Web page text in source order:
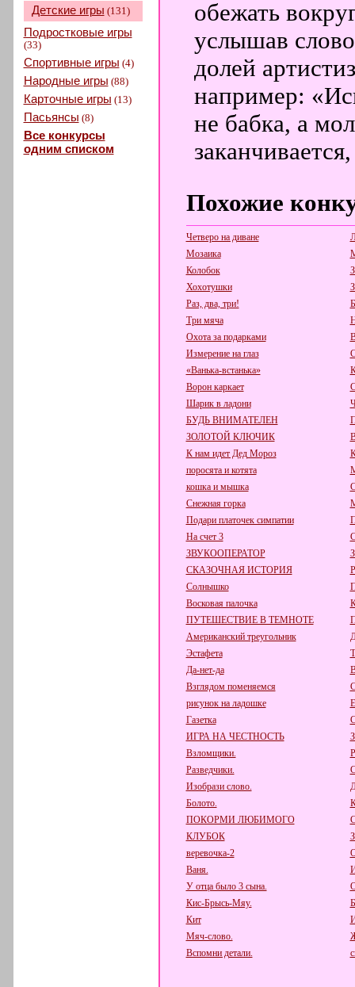
Детские игры (131)
Подростковые игры
(33)
Спортивные игры (4)
Народные игры (88)
Карточные игры (13)
Пасьянсы (8)
Все конкурсы
одним списком
обежать
услышав
долей
например:
не бабка, а
Похожие
Четверо на диване
Мозаика
Колобок
Хохотушки
Раз, два, три!
Три мяча
Охота за подарками
Измерение на глаз
«Ванька-встанька»
Ворон каркает
Шарик в ладони
БУДЬ ВНИМАТЕЛЕН
ЗОЛОТОЙ КЛЮЧИК
К нам идет Дед Мороз
поросята и котята
кошка и мышка
Снежная горка
Подари платочек симпатии
На счет 3
ЗВУКООПЕРАТОР
СКАЗОЧНАЯ ИСТОРИЯ
Солнышко
Восковая палочка
ПУТЕШЕСТВИЕ В ТЕМНОТЕ
Американский треугольник
Эстафета
Да-нет-да
Взглядом поменяемся
рисунок на ладошке
Газетка
ИГРА НА ЧЕСТНОСТЬ
Взломщики.
Разведчики.
Изобрази слово.
Болото.
ПОКОРМИ ЛЮБИМОГО
КЛУБОК
веревочка-2
Ваня.
У отца было 3 сына.
Кис-Брысь-Мяу.
Кит
Мяч-слово.
Вспомни детали.